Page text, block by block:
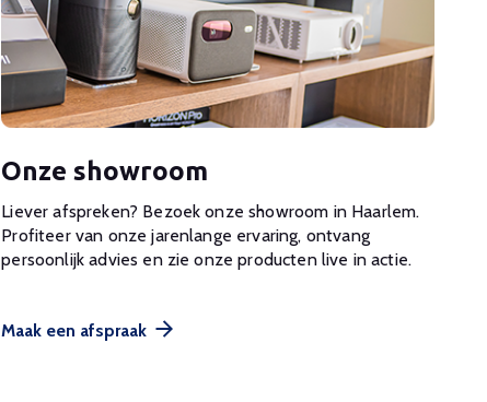
Onze showroom
Liever afspreken? Bezoek onze showroom in Haarlem.
Profiteer van onze jarenlange ervaring, ontvang
persoonlijk advies en zie onze producten live in actie.
Maak een afspraak